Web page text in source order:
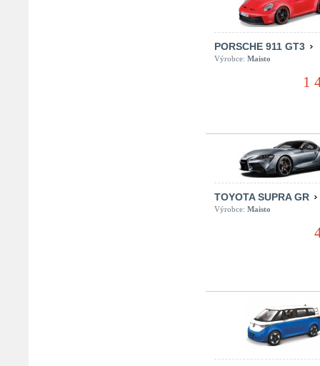
PORSCHE 911 GT3
Výrobce: Maisto
1
TOYOTA SUPRA GR
Výrobce: Maisto